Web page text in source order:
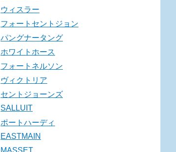
ウィスラー
フォートセントジョン
パングナータング
ホワイトホース
フォートネルソン
ヴィクトリア
セントジョーンズ
SALLUIT
ポートハーディ
EASTMAIN
MASSET